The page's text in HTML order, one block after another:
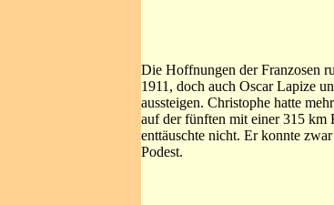
Die Hoffnungen der Franzosen
1911, doch auch Oscar Lapize
aussteigen. Christophe hatte
auf der fünften mit einer 315 km
enttäuschte nicht. Er konnte
Podest.